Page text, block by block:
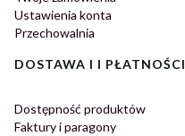
Ustawienia konta
Przechowalnia
DOSTAWA I I PŁATNOŚCI
Dostępność produktów
Faktury i paragony